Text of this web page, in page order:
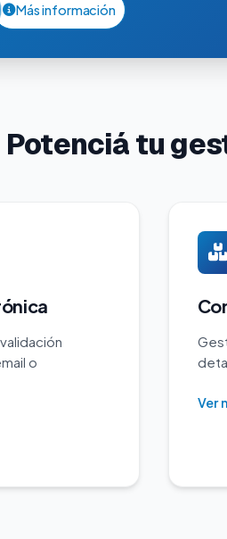
Más información
Potenciá tu
o
Ver